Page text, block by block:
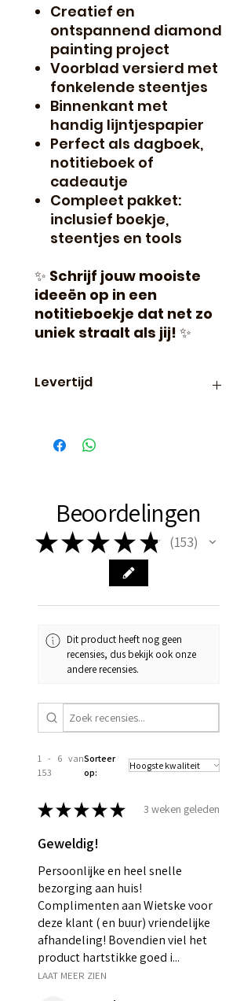
Creatief en
ontspannend diamond
painting project
Voorblad versierd met
fonkelende steentjes
Binnenkant met
handig lijntjespapier
Perfect als dagboek,
notitieboek of
cadeautje
Compleet pakket:
inclusief boekje,
steentjes en tools
✨ Schrijf jouw mooiste
ideeën op in een
notitieboekje dat net zo
uniek straalt als jij! ✨
Levertijd
vaak de volgende dag al in
huis!
Beoordelingen
★★★ ★ ★ 153
153
Dit product heeft nog geen
recensies, dus bekijk ook onze
andere recensies.
1 - 6 van
153
Sorteer
op:
★★★★★ 3 weken geleden
Geweldig!
Persoonlijke en heel snelle
bezorging aan huis!
Complimenten aan Wietske voor
deze klant ( en buur) vriendelijke
afhandeling! Bovendien viel het
product hartstikke goed i...
LAAT MEER ZIEN